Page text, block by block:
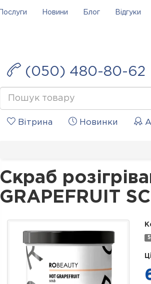
Послуги Новини Блог Відгуки
(050) 480-80-62
Вітрина Новинки
Скраб
GRAPEFRUIT